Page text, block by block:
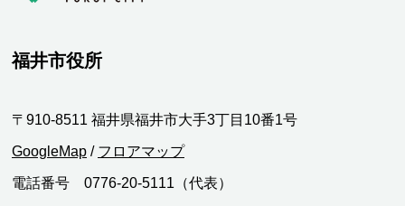
福井市役所
〒910-8511 福井県福井市大手3丁目10番1号
GoogleMap / フロアマップ
電話番号 0776-20-5111（代表）